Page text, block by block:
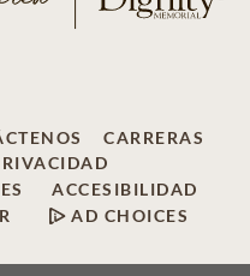
CARRERAS
ACCESIBILIDAD
AD CHOICES